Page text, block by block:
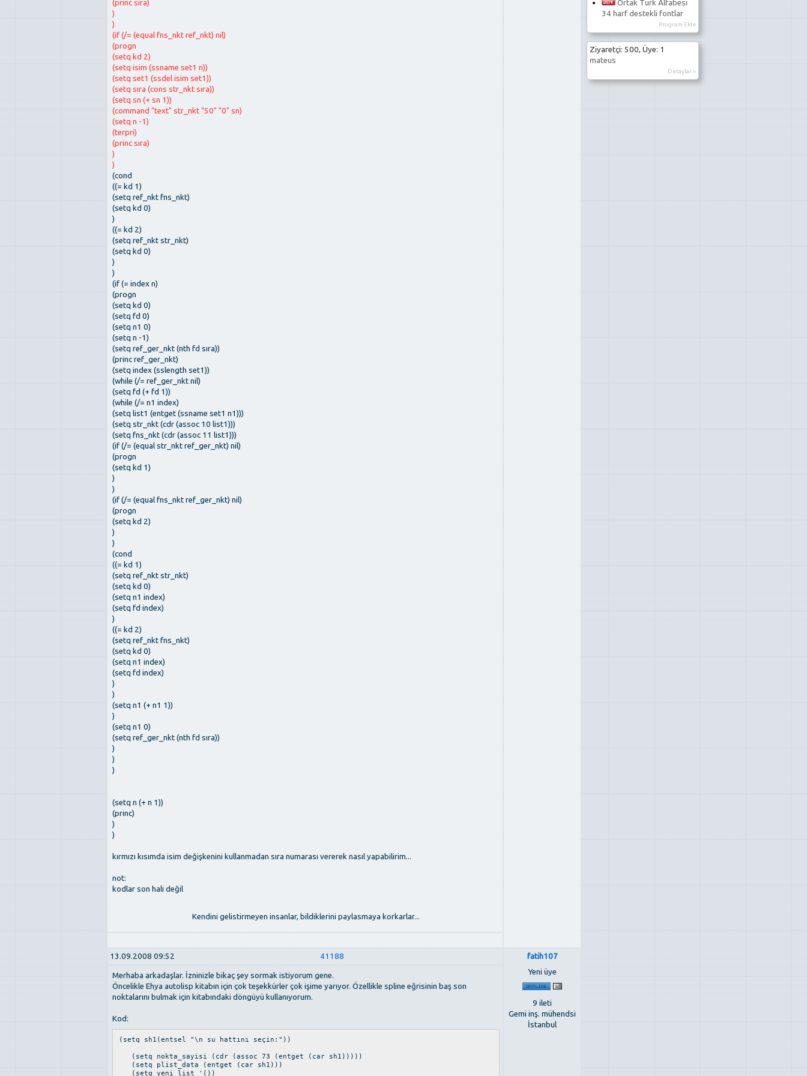
Ortak Türk Alfabesi
34 harf destekli fontlar
Program Ekle
Ziyaretçi: 500, Üye: 1
mateus
Detaylar »
(princ sıra)
)
)
(if (/= (equal fns_nkt ref_nkt) nil)
(progn
(setq kd 2)
(setq isim (ssname set1 n))
(setq set1 (ssdel isim set1))
(setq sıra (cons str_nkt sıra))
(setq sn (+ sn 1))
(command "text" str_nkt "50" "0" sn)
(setq n -1)
(terpri)
(princ sıra)
)
)
(cond
((= kd 1)
(setq ref_nkt fns_nkt)
(setq kd 0)
)
((= kd 2)
(setq ref_nkt str_nkt)
(setq kd 0)
)
)
(if (= index n)
(progn
(setq kd 0)
(setq fd 0)
(setq n1 0)
(setq n -1)
(setq ref_ger_nkt (nth fd sıra))
(princ ref_ger_nkt)
(setq index (sslength set1))
(while (/= ref_ger_nkt nil)
(setq fd (+ fd 1))
(while (/= n1 index)
(setq list1 (entget (ssname set1 n1)))
(setq str_nkt (cdr (assoc 10 list1)))
(setq fns_nkt (cdr (assoc 11 list1)))
(if (/= (equal str_nkt ref_ger_nkt) nil)
(progn
(setq kd 1)
)
)
(if (/= (equal fns_nkt ref_ger_nkt) nil)
(progn
(setq kd 2)
)
)
(cond
((= kd 1)
(setq ref_nkt str_nkt)
(setq kd 0)
(setq n1 index)
(setq fd index)
)
((= kd 2)
(setq ref_nkt fns_nkt)
(setq kd 0)
(setq n1 index)
(setq fd index)
)
)
(setq n1 (+ n1 1))
)
(setq n1 0)
(setq ref_ger_nkt (nth fd sıra))
)
)
)
(setq n (+ n 1))
(princ)
)
)
kırmızı kısımda isim değişkenini kullanmadan sıra numarası vererek nasıl yapabilirim...
not:
kodlar son hali değil
Kendini gelistirmeyen insanlar, bildiklerini paylasmaya korkarlar...
13.09.2008 09:52 41188
fatih107
Yeni üye
9 ileti
Gemi inş. mühendsi
İstanbul
Merhaba arkadaşlar. İzninizle bikaç şey sormak istiyorum gene.
Öncelikle Ehya autolisp kitabın için çok teşekkürler çok işime yarıyor. Özellikle spline eğrisinin baş son
noktalarını bulmak için kitabındaki döngüyü kullanıyorum.
Kod:
(setq sh1(entsel "\n su hattını seçin:"))
(setq nokta_sayisi (cdr (assoc 73 (entget (car sh1)))))
(setq plist_data (entget (car sh1)))
(setq yeni_list '())